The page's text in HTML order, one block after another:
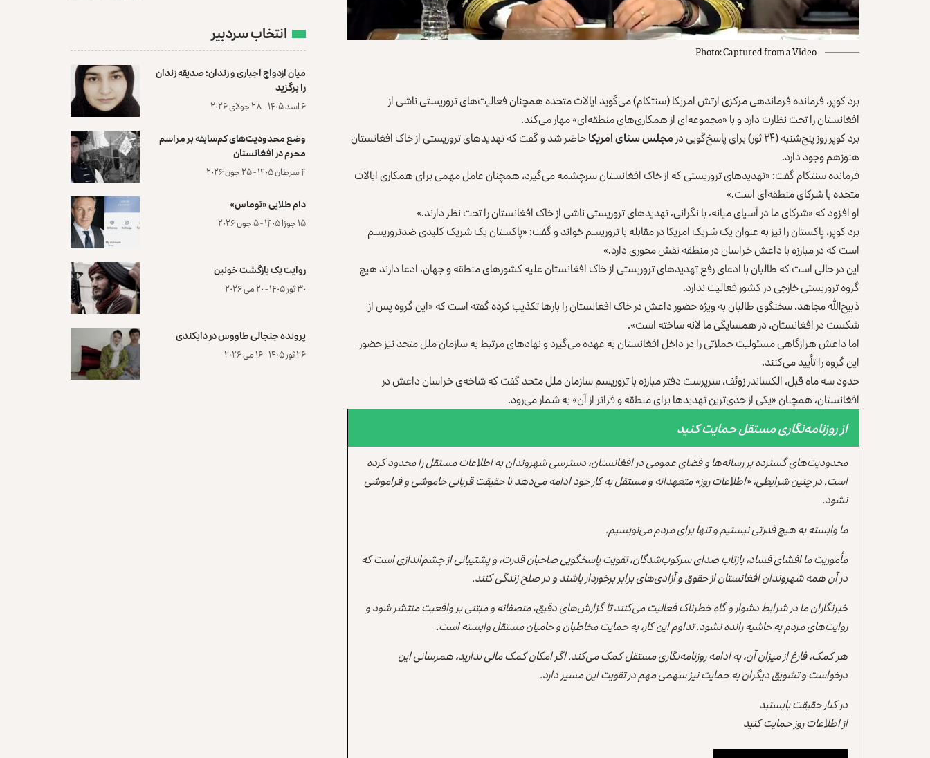
Photo: Captured from a Video
برد کوپر، فرمانده فرماندهی مرکزی ارتش امریکا (سنتکام) می‌گوید ایالات متحده همچنان فعالیت‌های تروریستی ناشی از
افغانستان را تحت نظارت دارد و با «مجموعه‌ای از همکاری‌های منطقه‌ای» مهار می‌کند.
برد کوپر روز پنج‌شنبه (۲۴ ثور) برای پاسخ‌گویی در
مجلس سنای امریکاحاضر شد و گفت که تهدیدهای تروریستی از خاک افغانستان
هنوزهم وجود دارد.
فرمانده سنتکام گفت: «تهدیدهای تروریستی که از خاک افغانستان سرچشمه می‌گیرد، همچنان عامل مهمی برای همکاری‌ ایالات
متحده با شرکای منطقه‌ای است.»
او افزود که «شرکای ما در آسیای میانه، با نگرانی، تهدیدهای تروریستی ناشی از خاک افغانستان را تحت نظر دارند.»
برد کوپر، پاکستان را نیز به عنوان یک شریک امریکا در مقابله با تروریسم خواند و گفت: «پاکستان یک شریک کلیدی ضدتروریسم
است که در مبارزه با داعش خراسان در منطقه نقش محوری دارد.»
این در حالی است که طالبان با ادعای رفع تهدیدهای تروریستی از خاک افغانستان علیه کشورهای منطقه و جهان، ادعا دارند هیچ
گروه تروریستی خارجی در کشور فعالیت ندارد.
ذبیح‌الله مجاهد، سخنگوی طالبان به ویژه حضور داعش در خاک افغانستان را بارها تکذیب کرده گفته است که «این گروه پس از
شکست در افغانستان، در همسایگی ما لانه ساخته است».
اما داعش هرازگاهی مسئولیت حملاتی را در داخل افغانستان به عهده می‌گیرد و نهادهای مرتبط به سازمان ملل متحد نیز حضور
این گروه را تأیید می‌کنند.
حدود سه ماه قبل، الکساندر زوئف، سرپرست دفتر مبارزه با تروریسم سازمان ملل متحد گفت که شاخه‌ی خراسان داعش در
افغانستان، همچنان «یکی از جدی‌ترین تهدیدها برای منطقه و فراتر از آن» به شمار می‌رود.
از روزنامه‌نگاری مستقل حمایت کنید
محدودیت‌های گسترده بر رسانه‌ها و فضای عمومی در افغانستان، دسترسی شهروندان به اطلاعات مستقل را محدود کرده
است. در چنین شرایطی، «اطلاعات روز» متعهدانه و مستقل به کار خود ادامه می‌دهد تا حقیقت قربانی خاموشی و فراموشی
نشود.
ما وابسته به هیچ قدرتی نیستیم و تنها برای مردم می‌نویسیم.
مأموریت ما افشای فساد، بازتاب صدای سرکوب‌شدگان، تقویت پاسخگویی صاحبان قدرت، و پشتیبانی از چشم‌اندازی است که
در آن همه شهروندان افغانستان از حقوق و آزادی‌های برابر برخوردار باشند و در صلح زندگی کنند.
خبرنگاران ما در شرایط دشوار و گاه خطرناک فعالیت می‌کنند تا گزارش‌های دقیق، منصفانه و مبتنی بر واقعیت منتشر شود و
روایت‌های مردم به حاشیه رانده نشود. تداوم این کار، به حمایت مخاطبان و حامیان مستقل وابسته است.
هر کمک، فارغ از میزان آن، به ادامه روزنامه‌نگاری مستقل کمک می‌کند. اگر امکان کمک مالی ندارید، همرسانی این
درخواست و تشویق دیگران به حمایت نیز سهمی مهم در تقویت این مسیر دارد.
در کنار حقیقت بایستید
از اطلاعات روز حمایت کنید
انتخاب سردبیر
میان ازدواج اجباری و زندان؛ صدیقه زندان
را برگزید
۶ اسد ۱۴۰۵ - ۲۸ جولای ۲۰۲۶
وضع محدودیت‌های کم‌سابقه بر مراسم
محرم در افغانستان
۴ سرطان ۱۴۰۵ - ۲۵ جون ۲۰۲۶
دام طلایی «توماس»
۱۵ جوزا ۱۴۰۵ - ۵ جون ۲۰۲۶
روایت یک بازگشت خونین
۳۰ ثور ۱۴۰۵ - ۲۰ می ۲۰۲۶
پرونده‌ جنجالی طاووس در دایکندی
۲۶ ثور ۱۴۰۵ - ۱۶ می ۲۰۲۶